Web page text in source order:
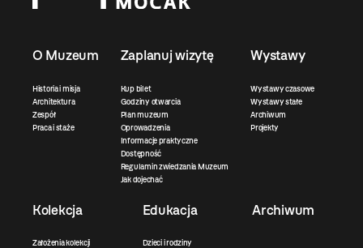
O Muzeum
Historia i misja
Architektura
Zespół
Praca i staże
Zaplanuj wizytę
Kup bilet
Godziny otwarcia
Plan muzeum
Oprowadzenia
Informacje praktyczne
Dostępność
Regulamin zwiedzania Muzeum
Jak dojechać
Wystawy
Wystawy czasowe
Wystawy stałe
Archiwum
Projekty
Kolekcja
Założenia kolekcji
Edukacja
Dzieci i rodziny
Archiwum